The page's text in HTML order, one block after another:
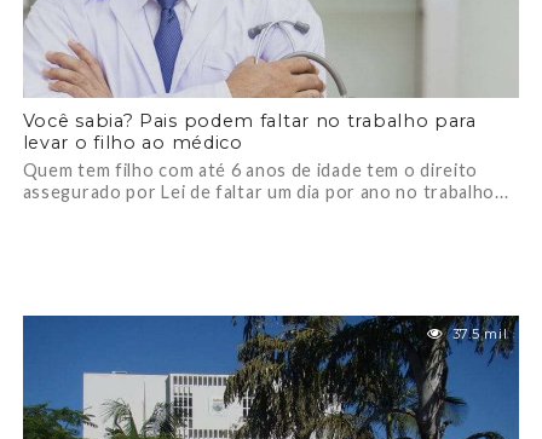
Você sabia? Pais podem faltar no trabalho para
levar o filho ao médico
Quem tem filho com até 6 anos de idade tem o direito
assegurado por Lei de faltar um dia por ano no trabalho...
37.5 mil